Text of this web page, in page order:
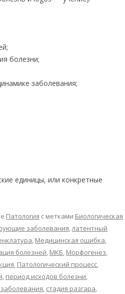
болезни;
заболевания;
единицы, или конкретные
Патология с метками Биологическая
заболевания,латентный
, Медицинская ошибка,
болезней, МКБ, Морфогенез,
, Патологический процесс,
, период исходов болезни,
, стадия разгара,